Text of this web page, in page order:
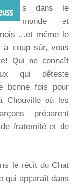
s dans le
monde et
...et même le
à coup sûr, vous
Qui ne connaît
qui déteste
bonne fois pour
Chouville où les
préparent
fraternité et de
le récit du Chat
qui apparaît dans